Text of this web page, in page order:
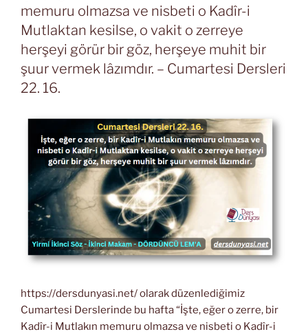
memuru olmazsa ve nisbeti o Kadîr-i
Mutlaktan kesilse, o vakit o zerreye
herşeyi görür bir göz, herşeye muhit bir
şuur vermek lâzımdır. – Cumartesi Dersleri
22. 16.
https://dersdunyasi.net/ olarak düzenlediğimiz
Cumartesi Derslerinde bu hafta “İşte, eğer o zerre, bir
Kadîr-i Mutlakın memuru olmazsa ve nisbeti o Kadîr-i